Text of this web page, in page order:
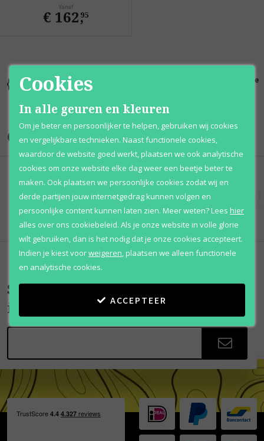
Vanaf
€ 162,
95
Kortingen
tot wel 70%
100% originele
Onze merken
Scherpe aanbiedingen
in je mailbox
Cookies
In alle geuren en kleuren
Om je beter en persoonlijker te helpen, gebruiken wij cookies
en vergelijkbare technieken. Naast functionele cookies,
waardoor de website goed werkt, plaatsen we ook analytische
cookies om onze website elke dag weer een beetje beter te
maken. Ook plaatsen we persoonlijke cookies zodat wij en
derde partijen jouw internetgedrag kunnen volgen en
persoonlijke content kunnen laten zien. Meer weten?Lees hier
alles over ons cookiebeleid. Als je onze website in volle glorie
wilt gebruiken, dan is het nodig dat je onze cookies accepteert.
Indien je kiest voorweigeren plaatsen we alleen functionele
en analytische cookies.
ACCEPTEER